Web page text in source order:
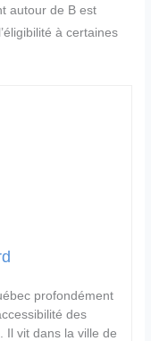
autour de B est
à certaines
profondément
des
Il vit dans la ville de